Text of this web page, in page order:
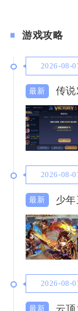
游戏攻略
2026-08-
传
2026-08-
少
2026-08-